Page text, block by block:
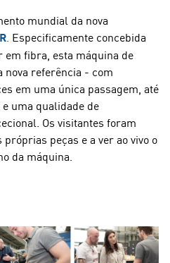
mundial da nova
Especificamente concebida
em fibra, esta máquina de
nova referência - com
em uma única passagem, até
uma qualidade de
Os visitantes foram
peças e a ver ao vivo o
da máquina.